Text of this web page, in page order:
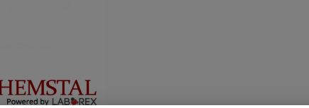
din instalatiile
conditionat
(0)